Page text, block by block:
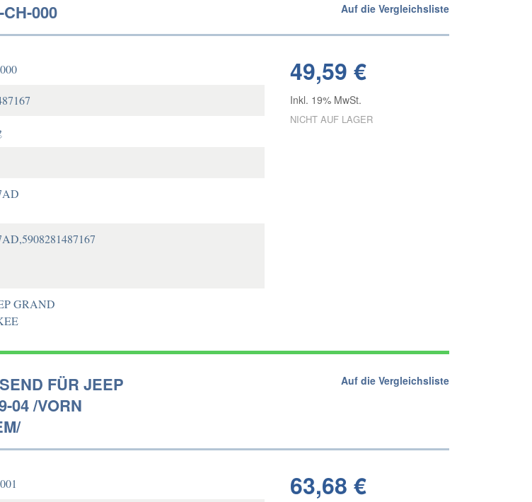
000 Auf die Vergleichsliste
49,59 €
Inkl. 19% MwSt.
NICHT AUF LAGER
GRAND
FÜR JEEP
04 /VORN
Auf die Vergleichsliste
63,68 €